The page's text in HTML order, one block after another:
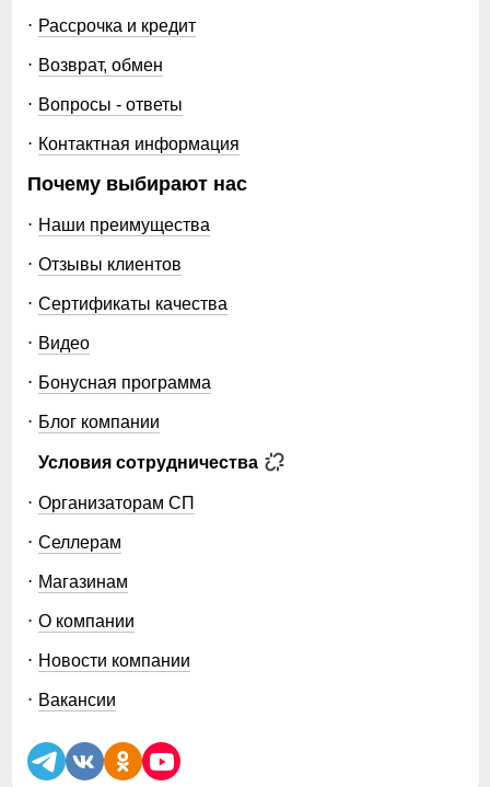
Рассрочка и кредит
Возврат, обмен
Вопросы - ответы
Контактная информация
Почему выбирают нас
Наши преимущества
Отзывы клиентов
Сертификаты качества
Видео
Бонусная программа
Блог компании
Условия сотрудничества
Организаторам СП
Селлерам
Магазинам
О компании
Новости компании
Вакансии